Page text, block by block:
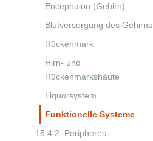
Encephalon (Gehirn)
Blutversorgung des Gehirns
Rückenmark
Hirn- und
Rückenmarkshäute
Liquorsystem
Funktionelle Systeme
15.4.2. Peripheres